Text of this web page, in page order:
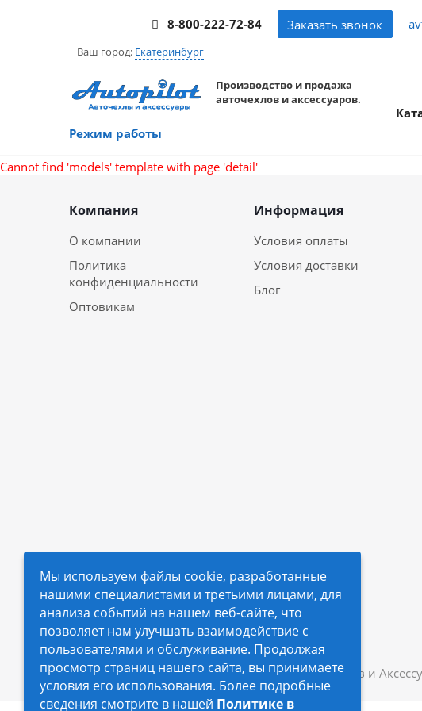
8-800-222-72-84 Заказать звонок
Ваш город: Екатеринбург
Производство и продажа
авточехлов и аксессуаров.
Режим работы
Cannot find 'models' template with page 'detail'
Компания
О компании
Политика
конфиденциальности
Оптовикам
Информация
Условия оплаты
Условия доставки
Блог
2026 © Автопилот - интернет-магазин Авточехлов и
Мы используем файлы cookie, разработанные
нашими специалистами и третьими лицами, для
анализа событий на нашем веб-сайте, что
позволяет нам улучшать взаимодействие с
пользователями и обслуживание. Продолжая
просмотр страниц нашего сайта, вы принимаете
условия его использования. Более подробные
сведения смотрите в нашей Политике в